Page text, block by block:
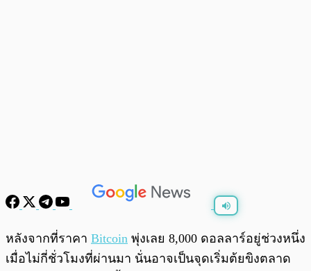
พร้อมเล่น 0:00 / 0:00
หลังจากที่ราคา Bitcoin พุ่งเลย 8,000 ดอลลาร์อยู่ช่วงหนึ่ง
เมื่อไม่กี่ชั่วโมงที่ผ่านมา นั่นอาจเป็นจุดเริ่มต้ยขิงตลาด